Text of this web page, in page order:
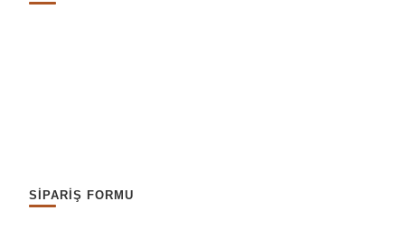
SİPARİŞ FORMU